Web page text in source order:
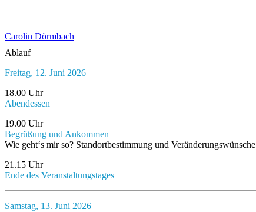
Carolin Dörmbach
Ablauf
Freitag, 12. Juni 2026
18.00 Uhr
Abendessen
19.00 Uhr
Begrüßung und Ankommen
Wie geht‘s mir so? Standortbestimmung und Veränderungswünsche
21.15 Uhr
Ende des Veranstaltungstages
Samstag, 13. Juni 2026